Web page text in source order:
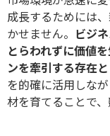
成長するためには
かせません。 ビジ
とらわれずに価値
ンを牽引する存在と
を的確に活用しな
材を育てることで